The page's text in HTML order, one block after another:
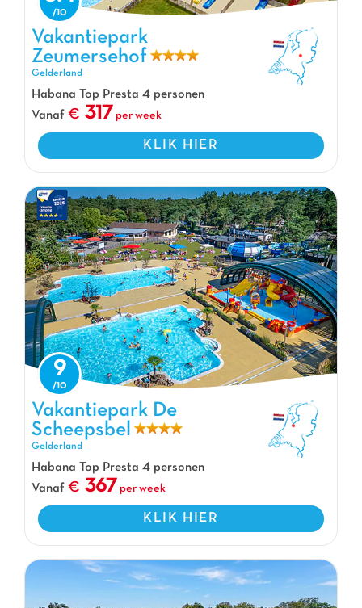
Vakantiepark Zeumersehof, Vakantiepark Gelderland
Vakantiepark
Zeumersehof
Gelderland
Habana Top Presta 4 personen
Vanaf
317 per week
KLIK HIER
Vakantiepark De Scheepsbel, Vakantiepark Gelderland
9
Vakantiepark De
Scheepsbel
Gelderland
Habana Top Presta 4 personen
Vanaf
367 per week
KLIK HIER